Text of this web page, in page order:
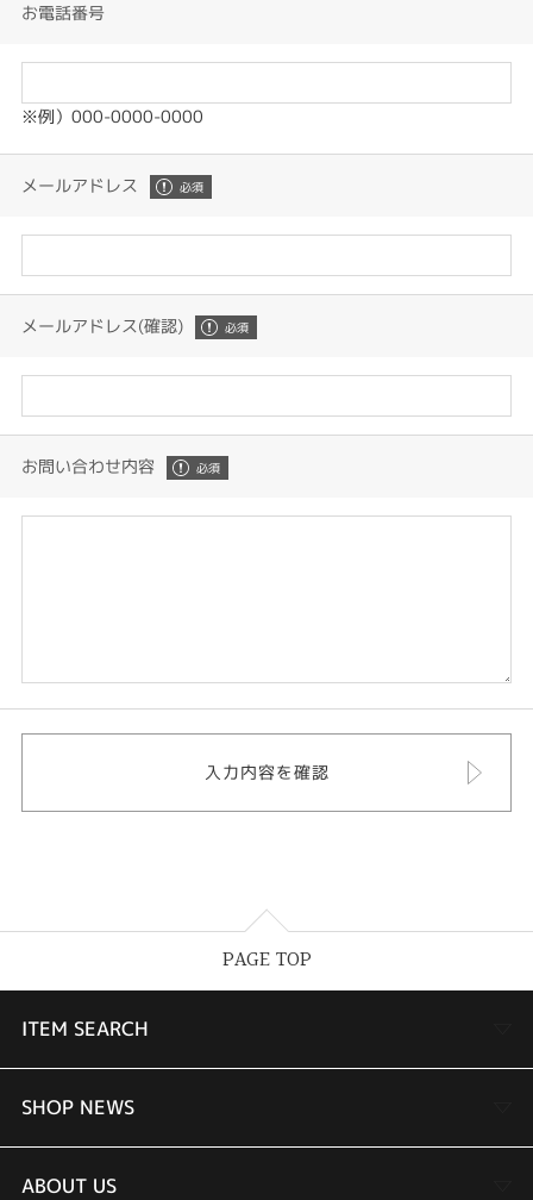
お電話番号
※例）000-0000-0000
メールアドレス
メールアドレス(確認)
お問い合わせ内容
PAGE TOP
ITEM SEARCH
婚約指輪
結婚指輪
SHOP NEWS
TAKEUCHI BRIDAL金沢本店情報
ABOUT US